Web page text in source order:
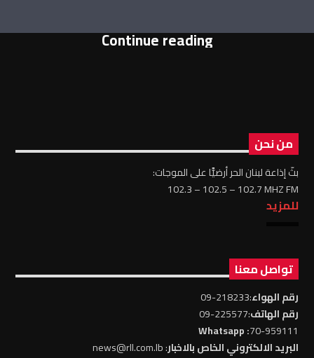
Continue reading
من نحن
بثّ إذاعة لبنان الحر أرضيًّا على الموجات:
102.3 – 102.5 – 102.7 MHZ FM
للمزيد
تواصل معنا
رقم الهواء:218233-09
رقم الهاتف:225577-09
70-959111
: Whatsapp
البريد الالكتروني الخاص بالاخبار: news@rll.com.lb